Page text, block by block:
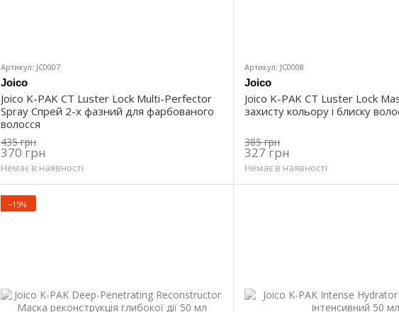
Артикул: JC0007
Joico
Joico K-PAK CT Luster Lock Multi-Perfector
Spray Спрей 2-х фазний для фарбованого
волосся
435 грн
370 грн
Немає в наявності
Артикул: JC0008
Joico
Joico K-PAK CT Luster Lock
захисту кольору і блиску
385 грн
327 грн
Немає в наявності
−15%